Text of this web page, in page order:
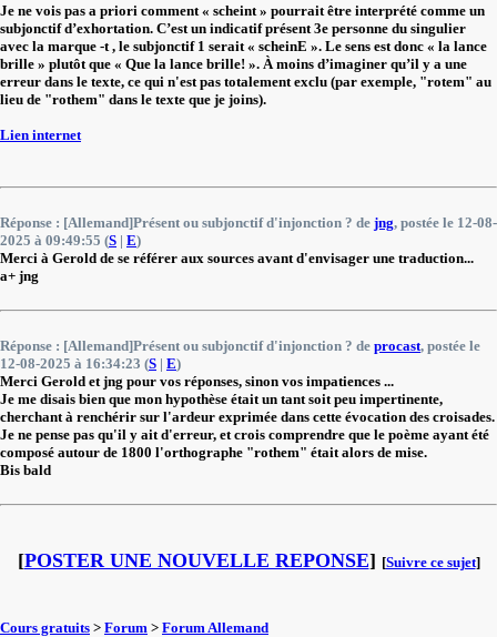
Je ne vois pas a priori comment « scheint » pourrait être interprété comme un
subjonctif d’exhortation. C’est un indicatif présent 3e personne du singulier
avec la marque -t , le subjonctif 1 serait « scheinE ». Le sens est donc « la lance
brille » plutôt que « Que la lance brille! ». À moins d’imaginer qu’il y a une
erreur dans le texte, ce qui n'est pas totalement exclu (par exemple, "rotem" au
lieu de "rothem" dans le texte que je joins).
Lien internet
Réponse : [Allemand]Présent ou subjonctif d'injonction ? de jng, postée le 12-08-
2025 à 09:49:55 (S | E)
Merci à Gerold de se référer aux sources avant d'envisager une traduction...
a+ jng
Réponse : [Allemand]Présent ou subjonctif d'injonction ? de procast, postée le
12-08-2025 à 16:34:23 (S | E)
Merci Gerold et jng pour vos réponses, sinon vos impatiences ...
Je me disais bien que mon hypothèse était un tant soit peu impertinente,
cherchant à renchérir sur l'ardeur exprimée dans cette évocation des croisades.
Je ne pense pas qu'il y ait d'erreur, et crois comprendre que le poème ayant été
composé autour de 1800 l'orthographe "rothem" était alors de mise.
Bis bald
[POSTER UNE NOUVELLE REPONSE] [Suivre ce sujet]
Cours gratuits > Forum > Forum Allemand